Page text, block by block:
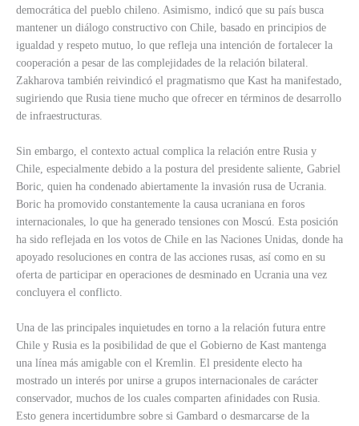
democrática del pueblo chileno. Asimismo, indicó que su país busca
mantener un diálogo constructivo con Chile, basado en principios de
igualdad y respeto mutuo, lo que refleja una intención de fortalecer la
cooperación a pesar de las complejidades de la relación bilateral.
Zakharova también reivindicó el pragmatismo que Kast ha manifestado,
sugiriendo que Rusia tiene mucho que ofrecer en términos de desarrollo
de infraestructuras.
Sin embargo, el contexto actual complica la relación entre Rusia y
Chile, especialmente debido a la postura del presidente saliente, Gabriel
Boric, quien ha condenado abiertamente la invasión rusa de Ucrania.
Boric ha promovido constantemente la causa ucraniana en foros
internacionales, lo que ha generado tensiones con Moscú. Esta posición
ha sido reflejada en los votos de Chile en las Naciones Unidas, donde ha
apoyado resoluciones en contra de las acciones rusas, así como en su
oferta de participar en operaciones de desminado en Ucrania una vez
concluyera el conflicto.
Una de las principales inquietudes en torno a la relación futura entre
Chile y Rusia es la posibilidad de que el Gobierno de Kast mantenga
una línea más amigable con el Kremlin. El presidente electo ha
mostrado un interés por unirse a grupos internacionales de carácter
conservador, muchos de los cuales comparten afinidades con Rusia.
Esto genera incertidumbre sobre si Gambard o desmarcarse de la